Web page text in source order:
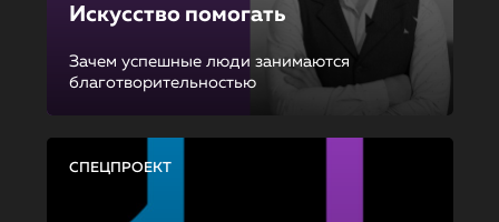
Искусство помогать
Зачем успешные люди занимаются
благотворительностью
СПЕЦПРОЕКТ